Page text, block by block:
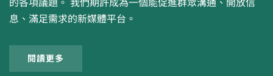
息、滿足需求的新媒體平台。
閱讀更多